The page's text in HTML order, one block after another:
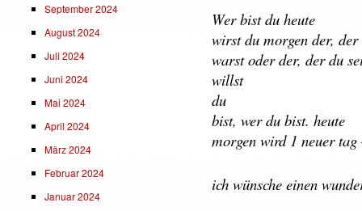
Wer bist du heute
wirst du morgen der, der
warst oder der, der du
willst
du
bist, wer du bist. heute
morgen wird 1 neuer tag
ich wünsche einen
September 2024
August 2024
Juli 2024
Juni 2024
Mai 2024
April 2024
März 2024
Februar 2024
Januar 2024